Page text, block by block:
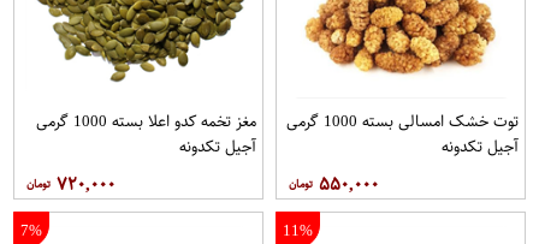
توت خشک امسالی بسته 1000 گرمی
آجیل تکدونه
۵۵۰,۰۰۰
مغز تخمه کدو اعلا بسته 1000 گرمی
آجیل تکدونه
۷۲۰,۰۰۰
11%
7%